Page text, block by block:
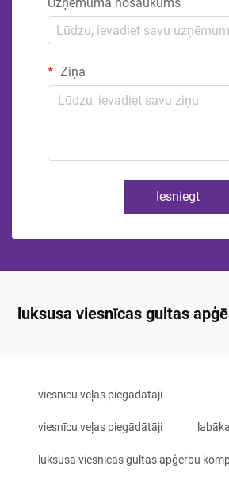
Ziņa
Iesniegt
luksusa viesnīcas gultas
viesnīcu veļas piegādātāji
viesnīcu veļas piegādātāji
luksusa viesnīcas gultas apģērbu